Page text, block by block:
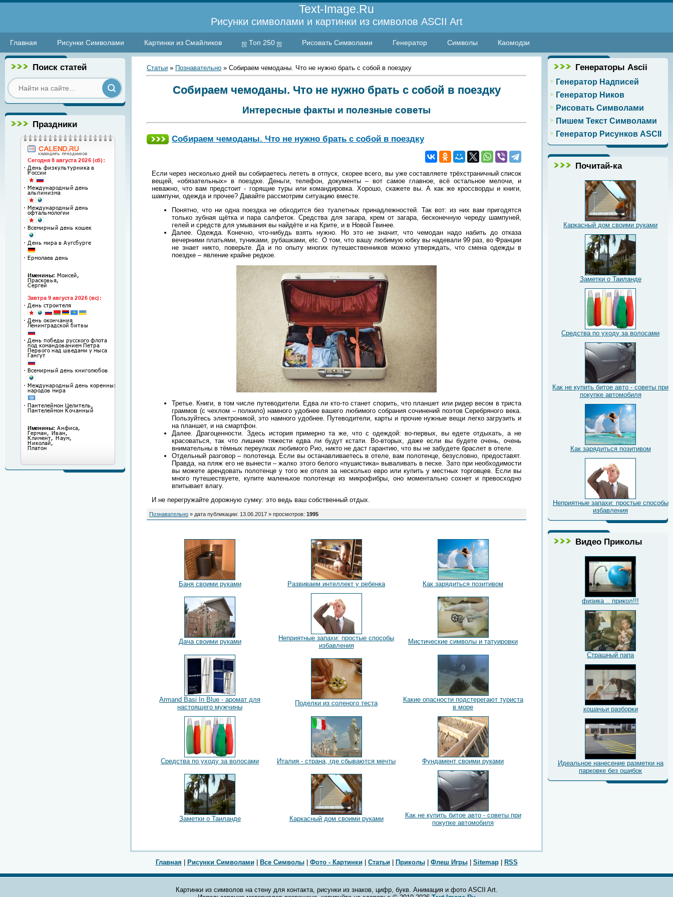
Text-Image.Ru
Рисунки символами и картинки из символов ASCII Art
Главная Рисунки Символами Картинки из Смайликов ஜ Топ 250 ஜ Рисовать Символами Генератор Символы Каомодзи
Поиск статей
Праздники
Статьи » Познавательно » Собираем чемоданы. Что не нужно брать с собой в поездку
Собираем чемоданы. Что не нужно брать с собой в поездку
Интересные факты и полезные советы
Собираем чемоданы. Что не нужно брать с собой в поездку
Если через несколько дней вы собираетесь лететь в отпуск, скорее всего, вы уже составляете трёхстраничный список
вещей, «обязательных» в поездке. Деньги, телефон, документы – вот самое главное, всё остальное мелочи, и
неважно, что вам предстоит - горящие туры или командировка. Хорошо, скажете вы. А как же кроссворды и книги,
шампуни, одежда и прочее? Давайте рассмотрим ситуацию вместе.
Понятно, что ни одна поездка не обходится без туалетных принадлежностей. Так вот: из них вам пригодятся
только зубная щётка и пара салфеток. Средства для загара, крем от загара, бесконечную череду шампуней,
гелей и средств для умывания вы найдёте и на Крите, и в Новой Гвинее.
Далее. Одежда. Конечно, что-нибудь взять нужно. Но это не значит, что чемодан надо набить до отказа
вечерними платьями, туниками, рубашками, etc. О том, что вашу любимую юбку вы надевали 99 раз, во Франции
не знает никто, поверьте. Да и по опыту многих путешественников можно утверждать, что смена одежды в
поездке – явление крайне редкое.
Третье. Книги, в том числе путеводители. Едва ли кто-то станет спорить, что планшет или ридер весом в триста
граммов (с чехлом – полкило) намного удобнее вашего любимого собрания сочинений поэтов Серебряного века.
Пользуйтесь электроникой, это намного удобнее. Путеводители, карты и прочие нужные вещи легко загрузить и
на планшет, и на смартфон.
Далее. Драгоценности. Здесь история примерно та же, что с одеждой: во-первых, вы едете отдыхать, а не
красоваться, так что лишние тяжести едва ли будут кстати. Во-вторых, даже если вы будете очень, очень
внимательны в тёмных переулках любимого Рио, никто не даст гарантию, что вы не забудете браслет в отеле.
Отдельный разговор – полотенца. Если вы останавливаетесь в отеле, вам полотенце, безусловно, предоставят.
Правда, на пляж его не вынести – жалко этого белого «пушистика» вываливать в песке. Зато при необходимости
вы можете арендовать полотенце у того же отеля за несколько евро или купить у местных торговцев. Если вы
много путешествуете, купите маленькое полотенце из микрофибры, оно моментально сохнет и превосходно
впитывает влагу.
И не перегружайте дорожную сумку: это ведь ваш собственный отдых.
Познавательно » дата публикации: 13.06.2017 » просмотров: 1995
Баня своими руками Развиваем интеллект у ребенка Как зарядиться позитивом
Дача своими руками
Неприятные запахи: простые способы
избавления
Мистические символы и татуировки
Armand Basi In Blue - аромат для
настоящего мужчины
Поделки из соленого теста
Какие опасности подстерегают туриста
в море
Средства по уходу за волосами Италия - страна, где сбываются мечты Фундамент своими руками
Заметки о Таиланде Каркасный дом своими руками
Как не купить битое авто - советы при
покупке автомобиля
Генераторы Ascii
Генератор Надписей
Генератор Ников
Рисовать Символами
Пишем Текст Символами
Генератор Рисунков ASCII
Почитай-ка
Каркасный дом своими руками
Заметки о Таиланде
Средства по уходу за волосами
Как не купить битое авто - советы при
покупке автомобиля
Как зарядиться позитивом
Неприятные запахи: простые способы
избавления
Видео Приколы
физика .. прикол!!!
Страшный папа
кошачьи разборки
Идеальное нанесение разметки на
парковке без ошибок
Главная Рисунки Символами Все Символы| Фото - Картинки Статьи Приколы| Флеш Игры| Sitemap| RSS
Картинки из символов на стену для контакта, рисунки из знаков, цифр, букв. Анимация и фото ASCII Art.